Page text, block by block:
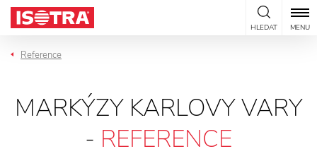
Přeskočit na obsah
HLEDAT MENU
Reference
MARKÝZY KARLOVY VARY
- REFERENCE